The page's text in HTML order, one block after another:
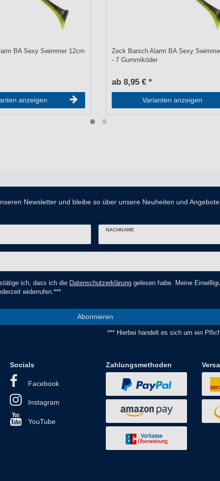
BA Sexy Swimmer 12cm
anzeigen
Zeck Barsch Alarm BA Sexy
- 7 Gummiköder
ab 8,95 € *
Varianten anzeigen
Newsletter und bleibe so über unsere Neuheiten und Angebote
NACHNAME
ich, dass ich die Daten­schutz­erklärung gelesen habe. Meine
widerrufen.***
Abonnieren
*** Hierbei handelt es sich um ein
Socials
Facebook
Instagram
YouTube
Zahlungsmethoden